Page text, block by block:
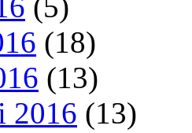
(18)
(13)
2016 (13)